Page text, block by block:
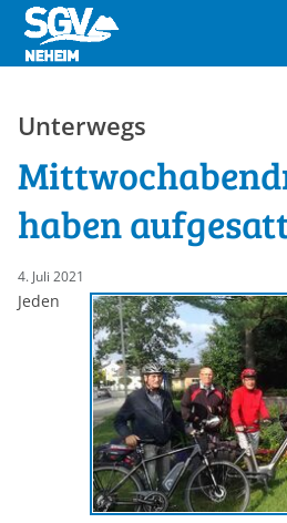
Unterwegs
haben
4. Juli 2021
Jeden